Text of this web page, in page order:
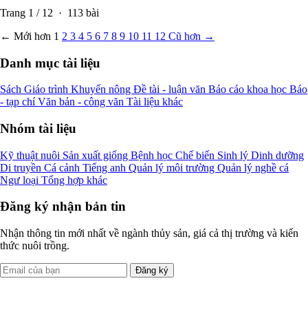
Trang 1 / 12 · 113 bài
← Mới hơn 1 2 3 4 5 6 7 8 9 10 11 12 Cũ hơn →
Danh mục tài liệu
Sách Giáo trình Khuyến nông Đề tài - luận văn Báo cáo khoa học Báo
- tạp chíVăn bản - công văn Tài liệu khác
Nhóm tài liệu
Kỹ thuật nuôi Sản xuất giống Bệnh học Chế biến Sinh lý Dinh dưỡng
Di truyền Cá cảnh Tiếng anh Quản lý môi trường Quản lý nghề cá
Ngư loại Tổng hợp khác
Đăng ký nhận bản tin
Nhận thông tin mới nhất về ngành thủy sản, giá cả thị trường và kiến
thức nuôi trồng.
Đăng ký